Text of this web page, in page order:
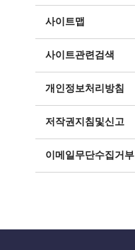
사이트맵
사이트관련검색
개인정보처리방침
저작권지침및신고
이메일무단수집거부